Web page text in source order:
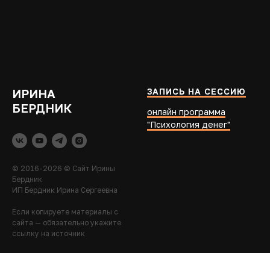
ИРИНА
БЕРДНИК
© 2016-2026 © Сайт Ирины
Бердник
ИП Бердник Ирина Сергеевна
Если копируете материалы с
сайта — обязательно укажите
ссылку на источник
ЗАПИСЬ НА СЕССИЮ
онлайн программа
"Психология денег"